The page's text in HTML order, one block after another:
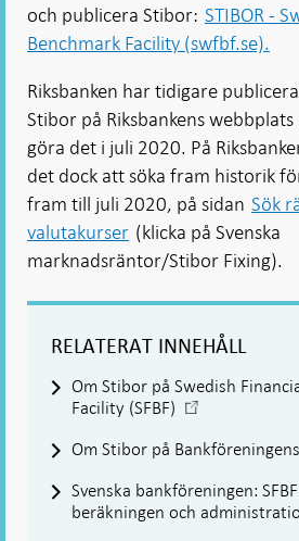
och publicera Stibor: STIBOR -
Benchmark Facility (swfbf.se).
Riksbanken har tidigare
Stibor på Riksbankens
göra det i juli 2020. På
det dock att söka fram historik
fram till juli 2020, på sidan Sök
valutakurser (klicka på Svenska
marknadsräntor/Stibor Fixing).
RELATERAT INNEHÅLL
Om Stibor på Swedish
Facility (SFBF)
i
flik
Om Stibor på
Svenska bankföreningen:
beräkningen och